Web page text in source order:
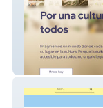
empower-1